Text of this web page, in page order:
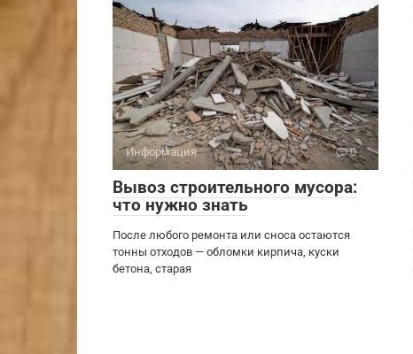
Информация 0
Вывоз строительного мусора:
что нужно знать
После любого ремонта или сноса остаются
тонны отходов — обломки кирпича, куски
бетона, старая